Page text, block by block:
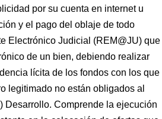
por su cuenta en internet u
y el pago del oblaje de todo
Electrónico Judicial (REM@JU) que
de un bien, debiendo realizar
lícita de los fondos con los que
legitimado no están obligados al
Desarrollo. Comprende la ejecución